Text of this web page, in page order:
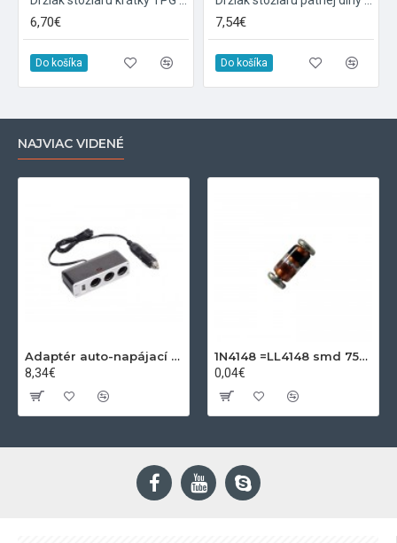
6,70€
Do košíka
7,54€
Do košíka
NAJVIAC VIDENÉ
Adaptér auto-napájací 1xkon./3x zdierka- 12/24V, USB 1000mA
8,34€
1N4148 =LL4148 smd 75V,0.15A SOD80C
0,04€